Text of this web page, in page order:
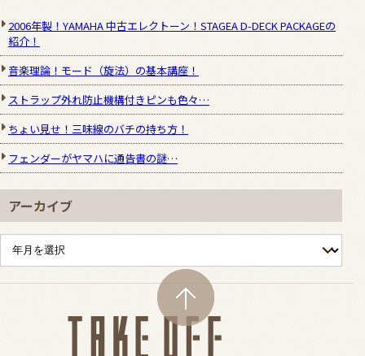
2006年製！YAMAHA 中古エレクトーン！STAGEA D-DECK PACKAGEの
紹介！
音楽理論！モード（旋法）の基本講座！
ストラップ外れ防止機構付きピンも色々…
ちょい見せ！三味線のバチの持ち方！
フェンダーがヤマハに通告書の謎…
アーカイブ